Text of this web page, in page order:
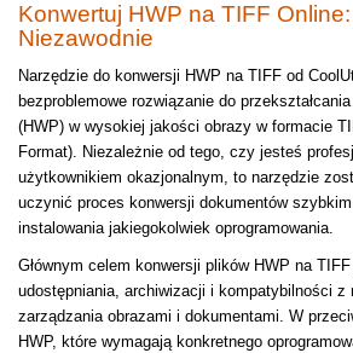
Konwertuj HWP na TIFF
Niezawodnie
Narzędzie do konwersji HWP na TIFF od
bezproblemowe rozwiązanie do
(HWP) w wysokiej jakości obrazy w formacie
Format). Niezależnie od tego, czy jesteś
użytkownikiem okazjonalnym, to narzędzie
uczynić proces konwersji dokumentów
instalowania jakiegokolwiek oprogramowania.
Głównym celem konwersji plików HWP na
udostępniania, archiwizacji i kompatybilności z
zarządzania obrazami i dokumentami. W
HWP, które wymagają konkretnego